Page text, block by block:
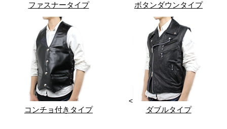
ファスナータイプ ボタンダウンタイプ
コンチョ付きタイプ
<
ダブルタイプ